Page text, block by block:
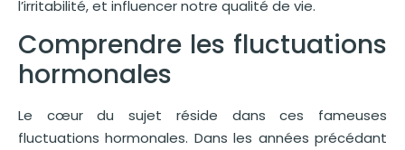
l’irritabilité, et influencer notre qualité de vie.
Comprendre les fluctuations
hormonales
Le cœur du sujet réside dans ces fameuses
fluctuations hormonales. Dans les années précédant